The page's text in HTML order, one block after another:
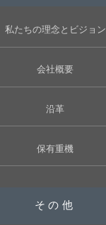
私たちの理念とビジョン
会社概要
沿革
保有重機
その他